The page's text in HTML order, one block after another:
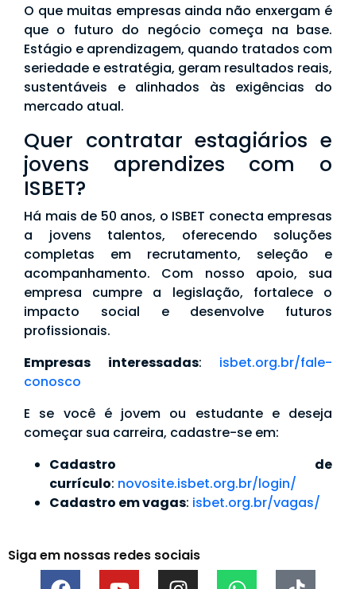
O que muitas empresas ainda não enxergam é
que o futuro do negócio começa na base.
Estágio e aprendizagem, quando tratados com
seriedade e estratégia, geram resultados reais,
sustentáveis e alinhados às exigências do
mercado atual.
Quer contratar estagiários e
jovens aprendizes com o
ISBET?
Há mais de 50 anos, o ISBET conecta empresas
a jovens talentos, oferecendo soluções
completas em recrutamento, seleção e
acompanhamento. Com nosso apoio, sua
empresa cumpre a legislação, fortalece o
impacto social e desenvolve futuros
profissionais.
Empresas interessadas: isbet.org.br/fale-
conosco
E se você é jovem ou estudante e deseja
começar sua carreira, cadastre-se em:
Cadastro de
currículo: novosite.isbet.org.br/login/
Cadastro em vagas: isbet.org.br/vagas/
Siga em nossas redes sociais